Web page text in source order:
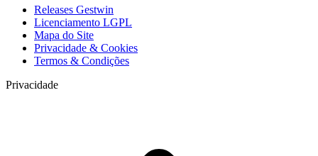
Releases Gestwin
Licenciamento LGPL
Mapa do Site
Privacidade & Cookies
Termos & Condições
Privacidade